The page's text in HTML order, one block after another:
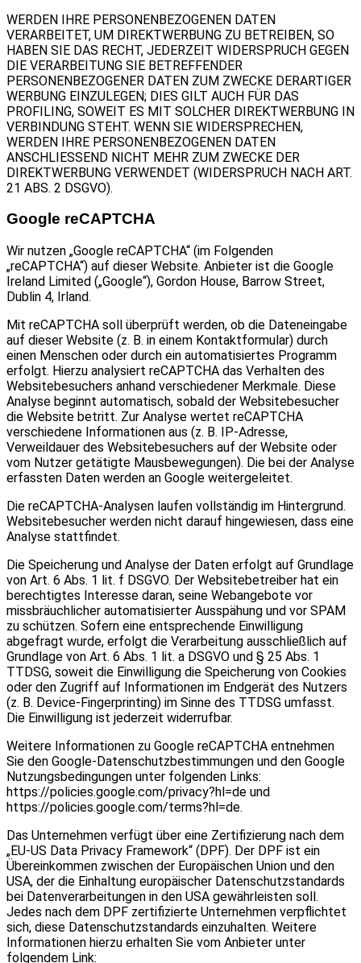
WERDEN IHRE PERSONENBEZOGENEN DATEN
VERARBEITET, UM DIREKTWERBUNG ZU BETREIBEN, SO
HABEN SIE DAS RECHT, JEDERZEIT WIDERSPRUCH GEGEN
DIE VERARBEITUNG SIE BETREFFENDER
PERSONENBEZOGENER DATEN ZUM ZWECKE DERARTIGER
WERBUNG EINZULEGEN; DIES GILT AUCH FÜR DAS
PROFILING, SOWEIT ES MIT SOLCHER DIREKTWERBUNG IN
VERBINDUNG STEHT. WENN SIE WIDERSPRECHEN,
WERDEN IHRE PERSONENBEZOGENEN DATEN
ANSCHLIESSEND NICHT MEHR ZUM ZWECKE DER
DIREKTWERBUNG VERWENDET (WIDERSPRUCH NACH ART.
21 ABS. 2 DSGVO).
Google reCAPTCHA
Wir nutzen „Google reCAPTCHA“ (im Folgenden
„reCAPTCHA“) auf dieser Website. Anbieter ist die Google
Ireland Limited („Google“), Gordon House, Barrow Street,
Dublin 4, Irland.
Mit reCAPTCHA soll überprüft werden, ob die Dateneingabe
auf dieser Website (z. B. in einem Kontaktformular) durch
einen Menschen oder durch ein automatisiertes Programm
erfolgt. Hierzu analysiert reCAPTCHA das Verhalten des
Websitebesuchers anhand verschiedener Merkmale. Diese
Analyse beginnt automatisch, sobald der Websitebesucher
die Website betritt. Zur Analyse wertet reCAPTCHA
verschiedene Informationen aus (z. B. IP-Adresse,
Verweildauer des Websitebesuchers auf der Website oder
vom Nutzer getätigte Mausbewegungen). Die bei der Analyse
erfassten Daten werden an Google weitergeleitet.
Die reCAPTCHA-Analysen laufen vollständig im Hintergrund.
Websitebesucher werden nicht darauf hingewiesen, dass eine
Analyse stattfindet.
Die Speicherung und Analyse der Daten erfolgt auf Grundlage
von Art. 6 Abs. 1 lit. f DSGVO. Der Websitebetreiber hat ein
berechtigtes Interesse daran, seine Webangebote vor
missbräuchlicher automatisierter Ausspähung und vor SPAM
zu schützen. Sofern eine entsprechende Einwilligung
abgefragt wurde, erfolgt die Verarbeitung ausschließlich auf
Grundlage von Art. 6 Abs. 1 lit. a DSGVO und § 25 Abs. 1
TTDSG, soweit die Einwilligung die Speicherung von Cookies
oder den Zugriff auf Informationen im Endgerät des Nutzers
(z. B. Device-Fingerprinting) im Sinne des TTDSG umfasst.
Die Einwilligung ist jederzeit widerrufbar.
Weitere Informationen zu Google reCAPTCHA entnehmen
Sie den Google-Datenschutzbestimmungen und den Google
Nutzungsbedingungen unter folgenden Links:
https://policies.google.com/privacy?hl=de und
https://policies.google.com/terms?hl=de.
Das Unternehmen verfügt über eine Zertifizierung nach dem
„EU-US Data Privacy Framework“ (DPF). Der DPF ist ein
Übereinkommen zwischen der Europäischen Union und den
USA, der die Einhaltung europäischer Datenschutzstandards
bei Datenverarbeitungen in den USA gewährleisten soll.
Jedes nach dem DPF zertifizierte Unternehmen verpflichtet
sich, diese Datenschutzstandards einzuhalten. Weitere
Informationen hierzu erhalten Sie vom Anbieter unter
folgendem Link: